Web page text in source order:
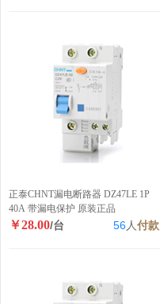
正泰CHNT漏电断路器 DZ47LE 1P
40A 带漏电保护 原装正品
￥28.00/台 56人付款